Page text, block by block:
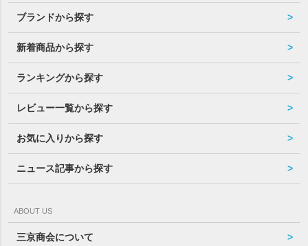
ブランドから探す
新着商品から探す
ランキングから探す
レビュー一覧から探す
お気に入りから探す
ニュース記事から探す
ABOUT US
三京商会について